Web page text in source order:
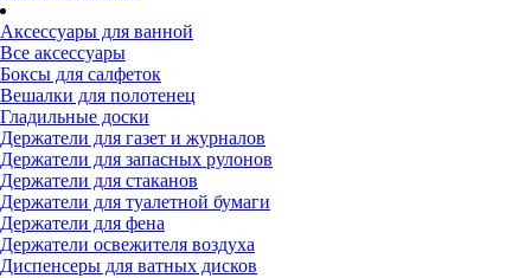
Аксессуары для ванной
Все аксессуары
Боксы для салфеток
Вешалки для полотенец
Гладильные доски
Держатели для газет и журналов
Держатели для запасных рулонов
Держатели для стаканов
Держатели для туалетной бумаги
Держатели для фена
Держатели освежителя воздуха
Диспенсеры для ватных дисков